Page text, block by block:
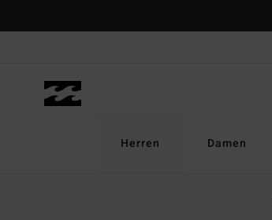
Herren Damen